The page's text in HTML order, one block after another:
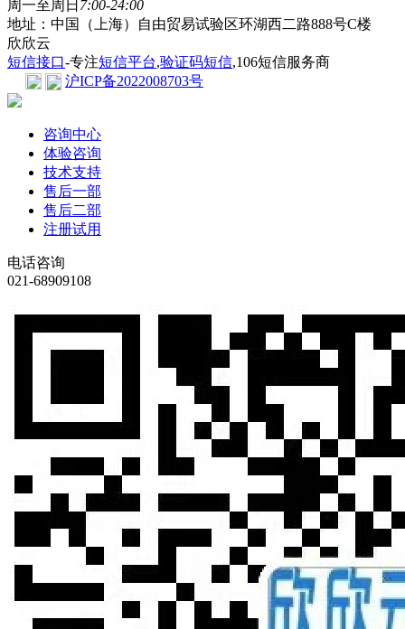
周一至周日 7:00-24:00
地址：中国（上海）自由贸易试验区环湖西二路888号C楼
欣欣云
短信接口-专注短信平台,验证码短信,106短信服务商
沪ICP备2022008703号
咨询中心
体验咨询
技术支持
售后一部
售后二部
注册试用
电话咨询
021-68909108